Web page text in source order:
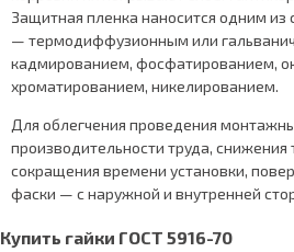
Защитная пленка наносится одним
— термодиффузионным или
кадмированием, фосфатированием,
хроматированием, никелированием.
Для облегчения проведения
производительности труда, снижения
сокращения времени установки,
фаски — с наружной и внутренней
Купить гайки ГОСТ 5916-70